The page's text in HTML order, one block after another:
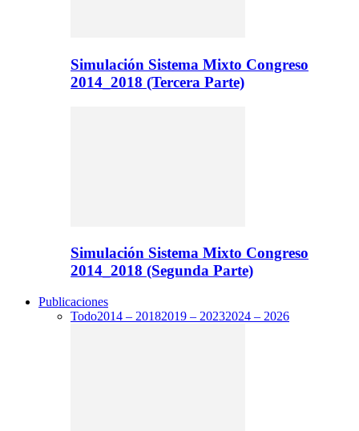
Simulación Sistema Mixto Congreso
2014_2018 (Tercera Parte)
Simulación Sistema Mixto Congreso
2014_2018 (Segunda Parte)
Publicaciones
Todo2014 – 20182019 – 20232024 – 2026